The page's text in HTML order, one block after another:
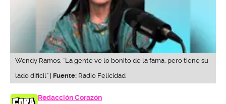
Wendy Ramos: “La gente ve lo bonito de la fama, pero tiene su
lado difícil” | Fuente: Radio Felicidad
Redacción Corazón